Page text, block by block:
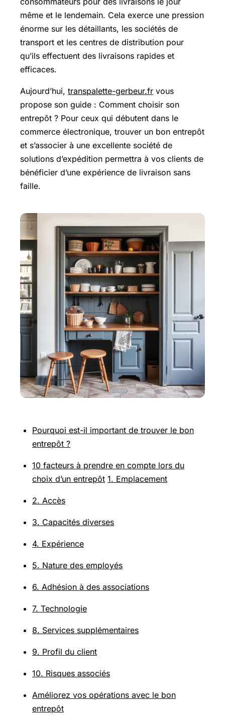
même et le lendemain. Cela exerce une pression
énorme sur les détaillants, les sociétés de
transport et les centres de distribution pour
qu’ils effectuent des livraisons rapides et
efficaces.
Aujourd’hui, transpalette-gerbeur.fr vous
propose son guide : Comment choisir son
entrepôt ? Pour ceux qui débutent dans le
commerce électronique, trouver un bon entrepôt
et s’associer à une excellente société de
solutions d’expédition permettra à vos clients de
bénéficier d’une expérience de livraison sans
faille.
Pourquoi est-il important de trouver le bon
entrepôt ?
10 facteurs à prendre en compte lors du
choix d’un entrepôt 1. Emplacement
2. Accès
3. Capacités diverses
4. Expérience
5. Nature des employés
6. Adhésion à des associations
7. Technologie
8. Services supplémentaires
9. Profil du client
10. Risques associés
Améliorez vos opérations avec le bon
entrepôt